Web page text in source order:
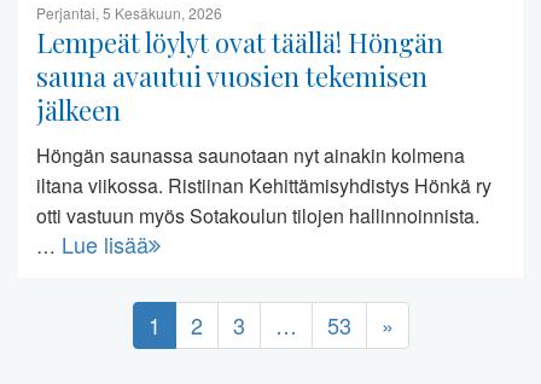
Perjantai, 5 Kesäkuun, 2026
Lempeät löylyt ovat täällä! Höngän
sauna avautui vuosien tekemisen
jälkeen
Höngän saunassa saunotaan nyt ainakin kolmena
iltana viikossa. Ristiinan Kehittämisyhdistys Hönkä ry
otti vastuun myös Sotakoulun tilojen hallinnoinnista.
… Lue lisää
1 2 3 … 53 »